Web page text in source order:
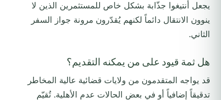
يجعل أنتيغوا جذّابة بشكل خاص للمستثمرين الذين لا
ينوون الانتقال دائماً لكنهم يُقدّرون مرونة جواز السفر
الثاني.
هل ثمة قيود على من يمكنه التقديم؟
قد يواجه المتقدمون من ولايات قضائية عالية المخاطر
تدقيقاً إضافياً أو في بعض الحالات عدم الأهلية. تُقيّم